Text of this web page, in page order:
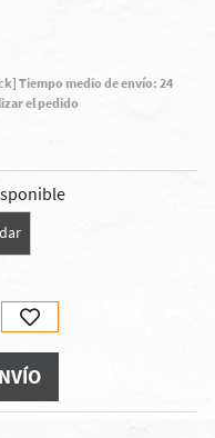
Tiempo medio de envío: 24
el pedido